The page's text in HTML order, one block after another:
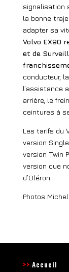
signalisation
la bonne
adapter sa
Volvo EX90
et de
conducteur,
l’assistance
arrière, le
ceintures à
Les tarifs du
version
version Twin
version que
d’Oléron.
Photos Michel
>> Accueil